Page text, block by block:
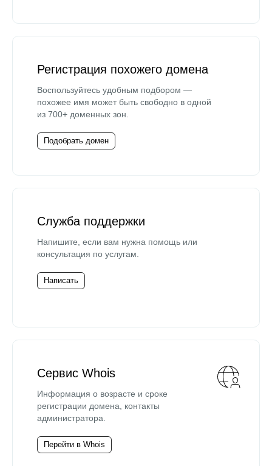
Регистрация похожего домена
Воспользуйтесь удобным подбором —
похожее имя может быть свободно в одной
из 700+ доменных зон.
Подобрать домен
Служба поддержки
Напишите, если вам нужна помощь или
консультация по услугам.
Написать
Сервис Whois
Информация о возрасте и сроке
регистрации домена, контакты
администратора.
Перейти в Whois